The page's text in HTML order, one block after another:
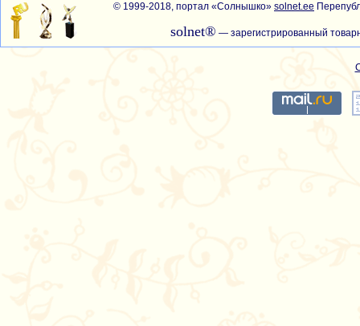
© 1999-2018, портал «Солнышко» solnet.ee
solnet® — зарегистрированный